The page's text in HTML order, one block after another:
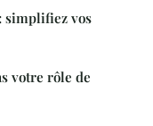
simplifiez vos
votre rôle de